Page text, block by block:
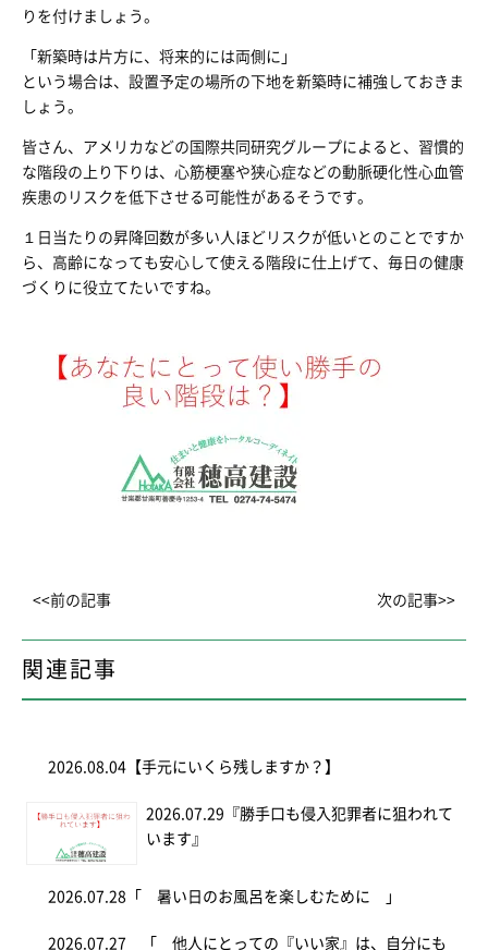
りを付けましょう。
「新築時は片方に、将来的には両側に」
という場合は、設置予定の場所の下地を新築時に補強しておきま
しょう。
皆さん、アメリカなどの国際共同研究グループによると、習慣的
な階段の上り下りは、心筋梗塞や狭心症などの動脈硬化性心血管
疾患のリスクを低下させる可能性があるそうです。
１日当たりの昇降回数が多い人ほどリスクが低いとのことですか
ら、高齢になっても安心して使える階段に仕上げて、毎日の健康
づくりに役立てたいですね。
<<前の記事 次の記事>>
関連記事
2026.08.04 【手元にいくら残しますか？】
2026.07.29 『勝手口も侵入犯罪者に狙われて
います』
2026.07.28 「 暑い日のお風呂を楽しむために 」
2026.07.27 「 他人にとっての『いい家』は、自分にも